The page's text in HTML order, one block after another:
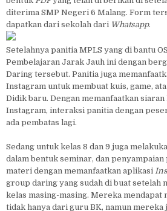
diterima SMP Negeri 6 Malang. Form
dapatkan dari sekolah dari Whatsapp.
Setelahnya panitia MPLS yang di bantu
Pembelajaran Jarak Jauh ini dengan
Daring tersebut. Panitia juga
Instagram untuk membuat kuis, game,
Didik baru. Dengan memanfaatkan siaran
Instagram, interaksi panitia dengan
ada pembatas lagi.
Sedang untuk kelas 8 dan 9 juga
dalam bentuk seminar, dan
materi dengan memanfaatkan aplikasi
group daring yang sudah di buat setelah
kelas masing-masing. Mereka mendapat
tidak hanya dari guru BK, namun mereka